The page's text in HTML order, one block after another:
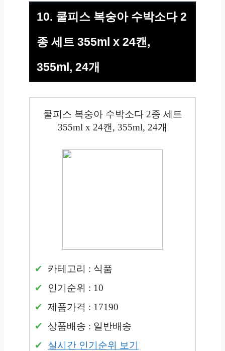
10. 쿨피스 복숭아 수박소다 2
종 세트 355ml x 24캔,
355ml, 24개
쿨피스 복숭아 수박소다 2종 세트
355ml x 24캔, 355ml, 24개
카테고리 : 식품
인기순위 : 10
제품가격 : 17190
상품배송 : 일반배송
실시간 인기순위 보기